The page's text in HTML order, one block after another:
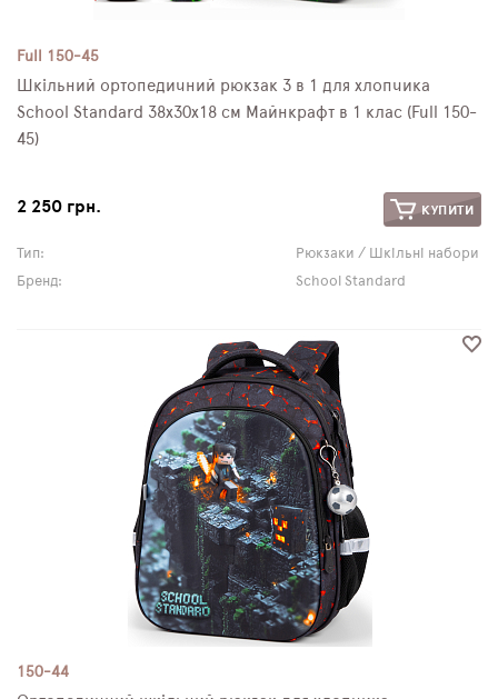
Full 150-45
Шкільний ортопедичний рюкзак 3 в 1 для хлопчика
School Standard 38х30х18 см Майнкрафт в 1 клас (Full 150-
45)
2 250 грн. КУПИТИ
Тип:
Рюкзаки / Шкільні набори
Бренд:
School Standard
150-44